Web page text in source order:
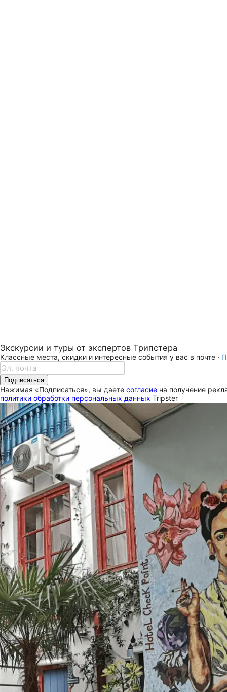
Экскурсии и туры от экспертов Трипстера
Классные места, скидки и интересные события у вас в почте ·
Подписаться
Нажимая «Подписаться», вы даете согласие на получение
политики обработки персональных данных Tripster